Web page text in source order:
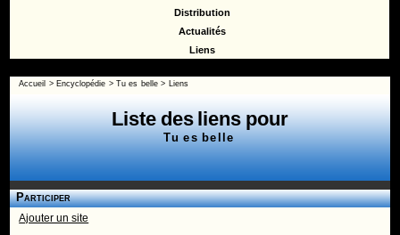
Distribution
Actualités
Liens
Accueil > Encyclopédie >Tu es belle> Liens
Liste des liens pour
Tu es belle
Participer
Ajouter un site